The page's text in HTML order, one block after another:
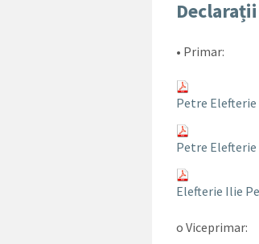
• Primar:
Petre Elefterie
Petre Elefterie
Elefterie Ilie
o Viceprimar: